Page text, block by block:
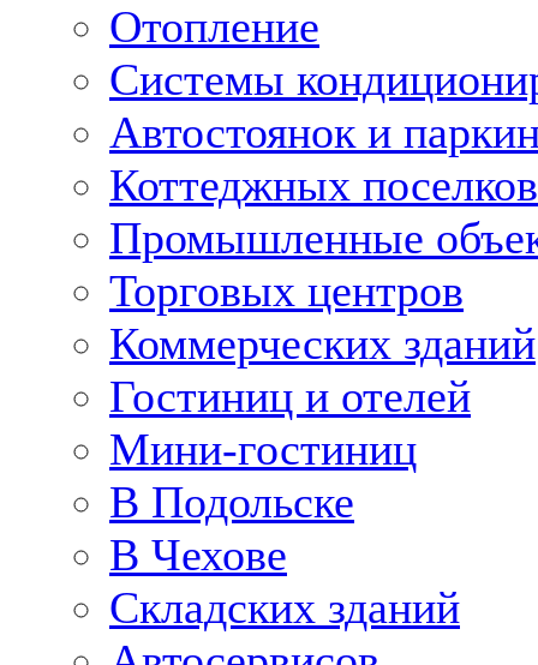
Отопление
Системы
Автостоянок и
Коттеджных поселков
Промышленные
Торговых центров
Коммерческих зданий
Гостиниц и отелей
Мини-гостиниц
В Подольске
В Чехове
Складских зданий